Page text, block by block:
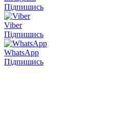
Підпишись
Viber
Підпишись
WhatsApp
Підпишись